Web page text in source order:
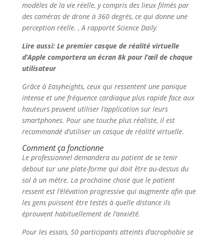
modèles de la vie réelle, y compris des lieux filmés par
des caméras de drone à 360 degrés, ce qui donne une
perception réelle. , A rapporté Science Daily.
Lire aussi: Le premier casque de réalité virtuelle
d’Apple comportera un écran 8k pour l’œil de chaque
utilisateur
Grâce à Easyheights, ceux qui ressentent une panique
intense et une fréquence cardiaque plus rapide face aux
hauteurs peuvent utiliser l’application sur leurs
smartphones. Pour une touche plus réaliste, il est
recommandé d’utiliser un casque de réalité virtuelle.
Comment ça fonctionne
Le professionnel demandera au patient de se tenir
debout sur une plate-forme qui doit être au-dessus du
sol à un mètre. La prochaine chose que le patient
ressent est l’élévation progressive qui augmente afin que
les gens puissent être testés à quelle distance ils
éprouvent habituellement de l’anxiété.
Pour les essais, 50 participants atteints d’acrophobie se